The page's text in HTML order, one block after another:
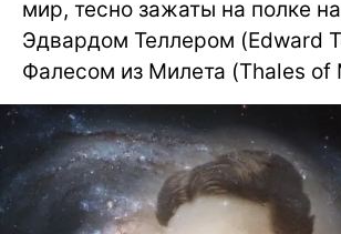
мир, тесно зажаты на полке
Эдвардом Теллером (Edward
Фалесом из Милета (Thales of